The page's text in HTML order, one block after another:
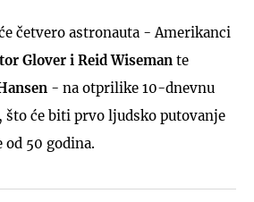
četvero astronauta - Amerikanci
Glover i Reid Wiseman te
- na otprilike 10-dnevnu
što će biti prvo ljudsko putovanje
od 50 godina.